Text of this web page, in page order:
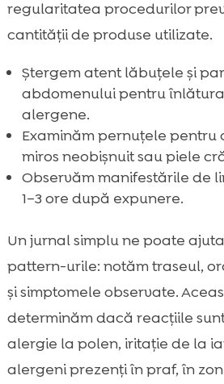
regularitatea procedurilor
cantității de produse utilizate.
Ștergem atent lăbuțele și
abdomenului pentru
alergene.
Examinăm pernuțele pentru
miros neobișnuit sau piele
Observăm manifestările de
1–3 ore după expunere.
Un jurnal simplu ne poate
pattern-urile: notăm traseul,
și simptomele observate.
determinăm dacă reacțiile
alergie la polen, iritație de la
alergeni prezenți în praf, în